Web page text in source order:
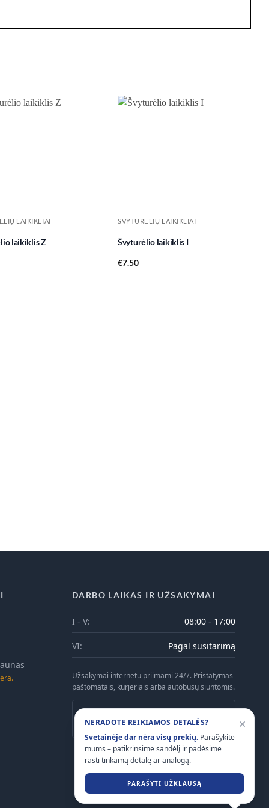
LAIKIKLIAI
laikiklis Z
ŠVYTURĖLIŲ LAIKIKLIAI
Švyturėlio laikiklis I
€7.50
DARBO LAIKAS IR UŽSAKYMAI
I - V: 08:00 - 17:00
VI: Pagal susitarimą
Užsakymai internetu priimami 24/7. Pristatymas
paštomatais, kurjeriais arba autobusų siuntomis.
suderinus laiką telefonu.
NERADOTE REIKIAMOS DETALĖS?
Svetainėje dar nėra visų prekių. Parašykite
mums – patikrinsime sandėlį ir padėsime
rasti tinkamą detalę ar analogą.
PARAŠYTI UŽKLAUSĄ